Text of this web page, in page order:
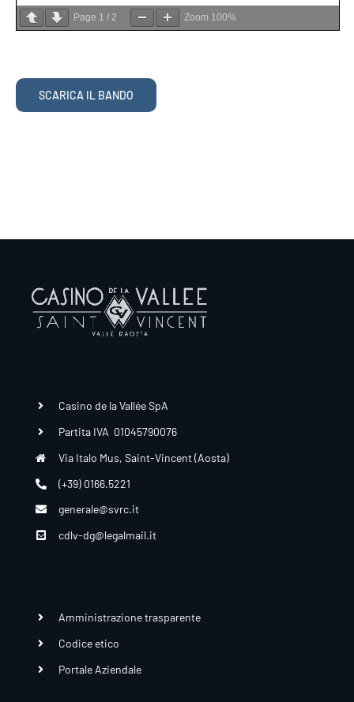
Page 1 / 2 Zoom 100%
SCARICA IL BANDO
Casino de la Vallée SpA
Partita IVA 01045790076
Via Italo Mus, Saint-Vincent (Aosta)
(+39) 0166.5221
generale@svrc.it
cdlv-dg@legalmail.it
Amministrazione trasparente
Codice etico
Portale Aziendale